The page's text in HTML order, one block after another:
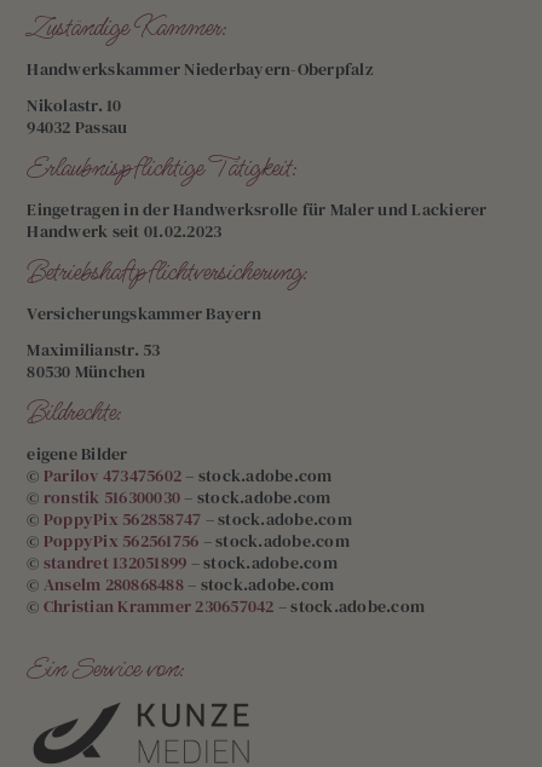
Zuständige Kammer:
Handwerkskammer Niederbayern-Oberpfalz
Nikolastr. 10
94032 Passau
Erlaubnispflichtige Tätigkeit:
Eingetragen in der Handwerksrolle für Maler und Lackierer
Handwerk seit 01.02.2023
Betriebshaftpflichtversicherung:
Versicherungskammer Bayern
Maximilianstr. 53
80530 München
Bildrechte:
eigene Bilder
© Parilov 473475602 – stock.adobe.com
© ronstik 516300030 – stock.adobe.com
© PoppyPix 562858747 – stock.adobe.com
© PoppyPix 562561756 – stock.adobe.com
© standret 132051899 – stock.adobe.com
© Anselm 280868488– stock.adobe.com
© Christian Krammer 230657042 – stock.adobe.com
Ein Service von: